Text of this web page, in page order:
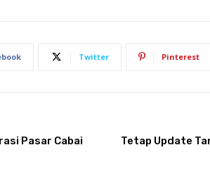
Twitter Pinterest
Pasar Cabai Tetap Update